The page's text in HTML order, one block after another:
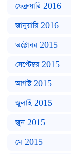
ফেব্রুয়ারি 2016
জানুয়ারি 2016
অক্টোবর 2015
সেপ্টেম্বর 2015
আগস্ট 2015
জুলাই 2015
জুন 2015
মে 2015